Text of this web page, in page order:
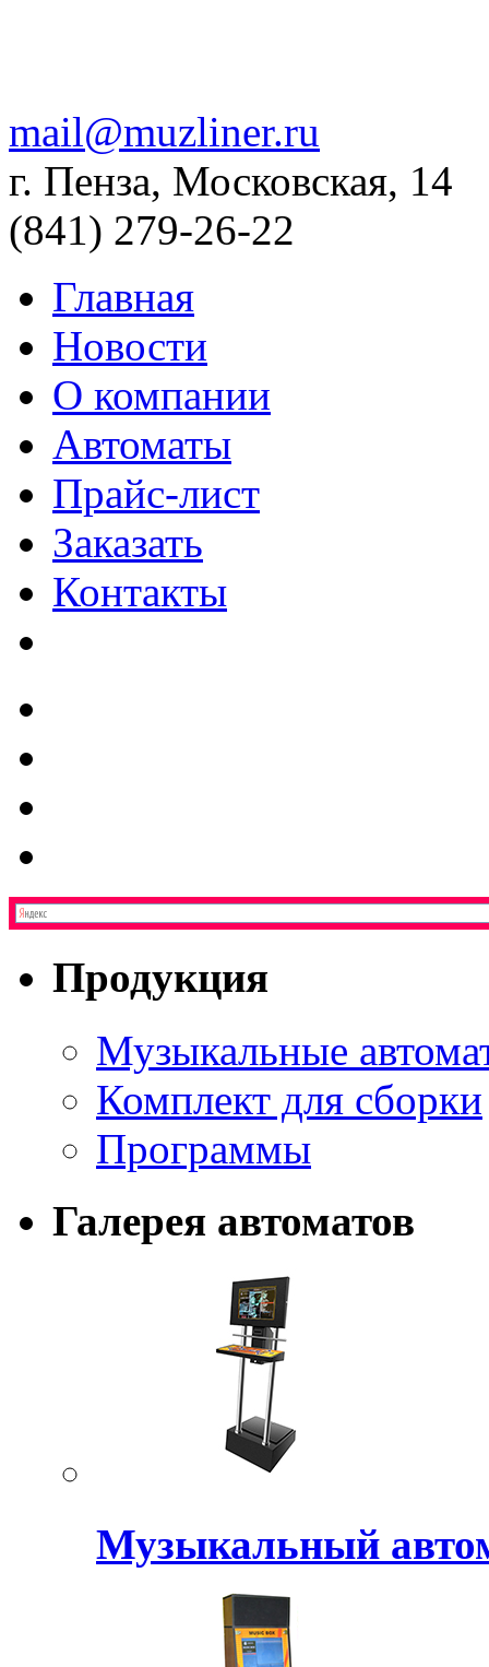
mail@muzliner.ru
г. Пенза, Московская, 14
(841) 279-26-22
Главная
Новости
О компании
Автоматы
Прайс-лист
Заказать
Контакты
Продукция
Музыкальные
Комплект для сборки
Программы
Галерея автоматов
Музыкальный